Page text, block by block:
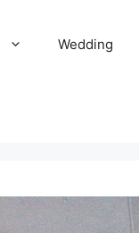
Wedding